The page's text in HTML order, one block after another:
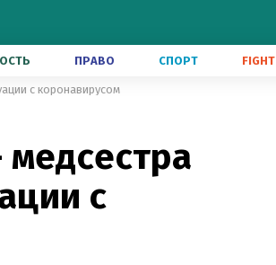
ПРАВО СПОРТ FIGHT
с коронавирусом
медсестра
с